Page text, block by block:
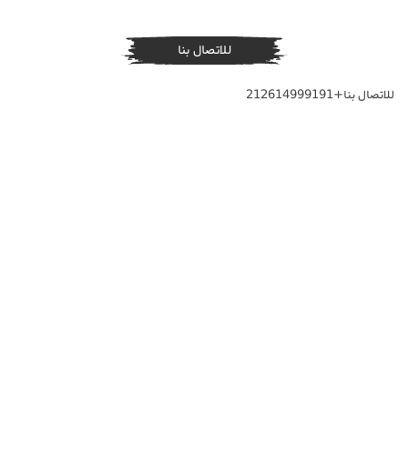
للاتصال بنا
للاتصال بنا+212614999191